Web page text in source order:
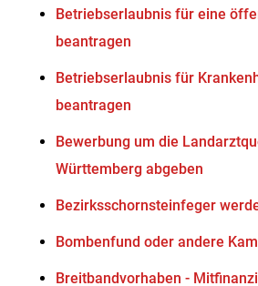
Betriebserlaubnis für eine
beantragen
Betriebserlaubnis für
beantragen
Bewerbung um die
Württemberg abgeben
Bezirksschornsteinfeger
Bombenfund oder andere
Breitbandvorhaben -